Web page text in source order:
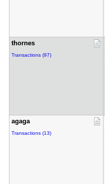
thornes
Transactions (97)
agaga
Transactions (13)